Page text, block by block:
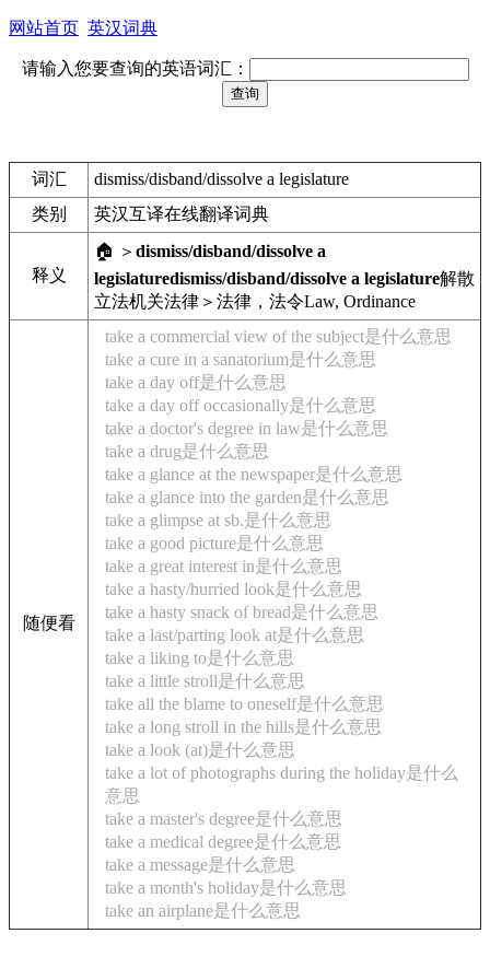
网站首页 英汉词典
请输入您要查询的英语词汇：
词汇
dismiss/disband/dissolve a legislature
类别
英汉互译在线翻译词典
释义
🏠 ＞ dismiss/disband/dissolve a
legislaturedismiss/disband/dissolve a legislature解散
立法机关法律＞法律，法令Law, Ordinance
随便看
take a commercial view of the subject是什么意思
take a cure in a sanatorium是什么意思
take a day off是什么意思
take a day off occasionally是什么意思
take a doctor's degree in law是什么意思
take a drug是什么意思
take a glance at the newspaper是什么意思
take a glance into the garden是什么意思
take a glimpse at sb.是什么意思
take a good picture是什么意思
take a great interest in是什么意思
take a hasty/hurried look是什么意思
take a hasty snack of bread是什么意思
take a last/parting look at是什么意思
take a liking to是什么意思
take a little stroll是什么意思
take all the blame to oneself是什么意思
take a long stroll in the hills是什么意思
take a look (at)是什么意思
take a lot of photographs during the holiday是什么
意思
take a master's degree是什么意思
take a medical degree是什么意思
take a message是什么意思
take a month's holiday是什么意思
take an airplane是什么意思